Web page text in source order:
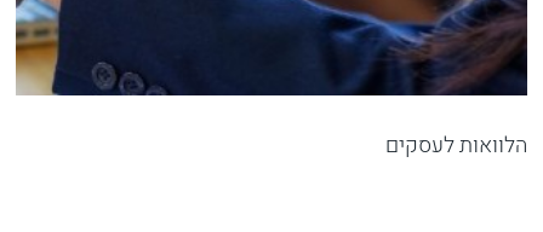
הלוואות לעסקים